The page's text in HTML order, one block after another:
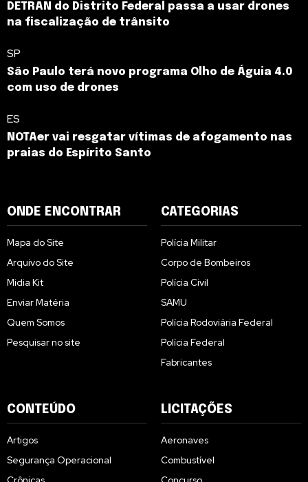
DETRAN do Distrito Federal passa a usar drones
na fiscalização de trânsito
SP
São Paulo terá novo programa Olho de Águia 4.0
com uso de drones
ES
NOTAer vai resgatar vítimas de afogamento nas
praias do Espírito Santo
ONDE ENCONTRAR
Mapa do Site
Arquivo do Site
Midia Kit
Enviar Matéria
Quem Somos
Pesquisar no site
CATEGORIAS
Polícia Militar
Corpo de Bombeiros
Polícia Civil
SAMU
Polícia Rodoviária Federal
Polícia Federal
Fabricantes
CONTEÚDO
Artigos
Segurança Operacional
LICITAÇÕES
Aeronaves
Combustível